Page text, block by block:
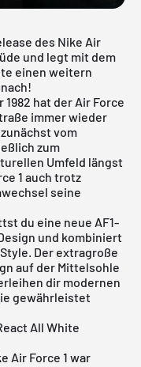
des Nike Air
und legt mit dem
einen weitern
hat der Air Force
immer wieder
vom
zum
Umfeld längst
1 auch trotz
seine
du eine neue AF1-
und kombiniert
Der extragroße
auf der Mittelsohle
dir modernen
gewährleistet
All White
Air Force 1 war